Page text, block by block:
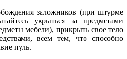
заложников (при штурме
укрыться за предметами
мебели), прикрыть свое тело
всем тем, что способно
пуль.